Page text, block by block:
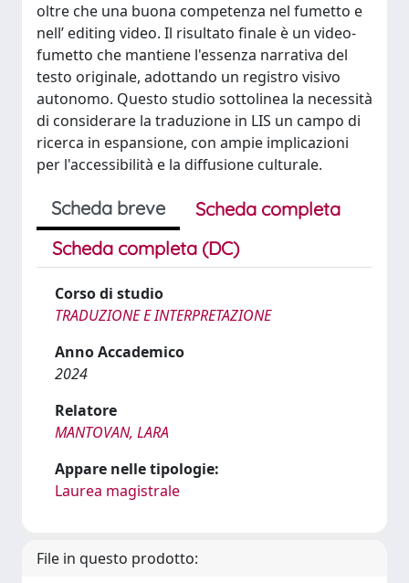
oltre che una buona competenza nel fumetto e
nell’ editing video. Il risultato finale è un video-
fumetto che mantiene l'essenza narrativa del
testo originale, adottando un registro visivo
autonomo. Questo studio sottolinea la necessità
di considerare la traduzione in LIS un campo di
ricerca in espansione, con ampie implicazioni
per l'accessibilità e la diffusione culturale.
Scheda breve
Scheda completa
Scheda completa (DC)
Corso di studio
TRADUZIONE E INTERPRETAZIONE
Anno Accademico
2024
Relatore
MANTOVAN, LARA
Appare nelle tipologie:
Laurea magistrale
File in questo prodotto: